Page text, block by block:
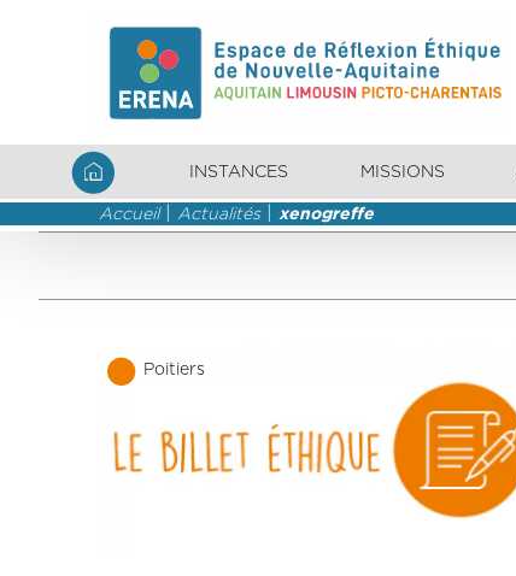
INSTANCES MISSIONS
Accueil Actualités xenogreffe
Poitiers